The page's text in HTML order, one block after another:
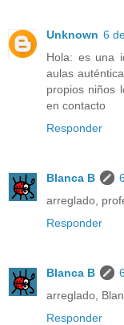
Unknown 6
Hola: es una
aulas
propios niños
en contacto
Responder
Blanca B
arreglado,
Responder
Blanca B
arreglado,
Responder